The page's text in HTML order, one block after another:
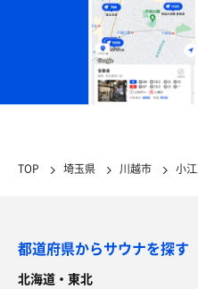
TOP 埼玉県 川越市 小
都道府県からサウナを探す
北海道・東北